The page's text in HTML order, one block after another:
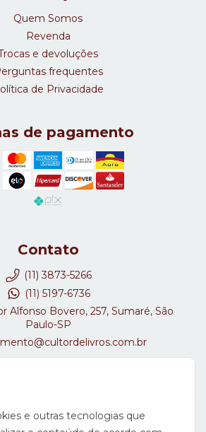
Quem Somos
Revenda
e devoluções
frequentes
de Privacidade
de pagamento
Contato
(11) 3873-5266
(11) 5197-6736
Alfonso Bovero, 257, Sumaré, São
Paulo-SP
e outras tecnologias que